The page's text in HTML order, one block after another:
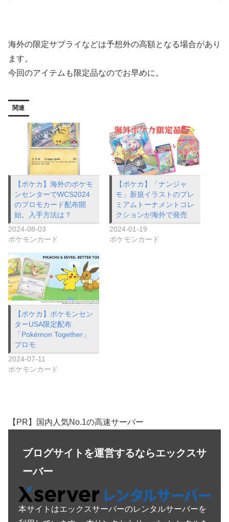
海外の限定サプライなどは予想外の高額となる場合があり
ます。
今回のアイテムも限定品なのでお早めに。
関連
【ポケカ】海外のポケモ
ンセンターでWCS2024
のプロモカード配布開
始。入手方法は？
2024-08-03
ポケモンカード
【ポケカ】「ナンジャ
モ」新規イラストのプレ
ミアムトーナメントコレ
クションが海外で発売
2024-01-19
ポケモンカード
【ポケカ】ポケモンセン
ターUSA限定配布
「Pokémon Together」
プロモ
2024-07-11
ポケモンカード
【PR】国内人気No.1の高速サーバー
ブログサイトを運営するならエックスサ
ーバー
本サイトはエックスサーバーのレンタルサーバーを